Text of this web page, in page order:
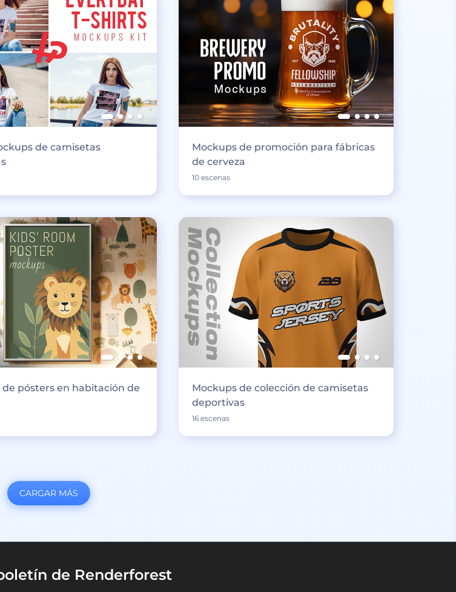
de camisetas
Mockups de promoción para fábricas
de cerveza
10 escenas
de pósters en habitación de
Mockups de colección de camisetas
deportivas
16 escenas
CARGAR MÁS
de Renderforest